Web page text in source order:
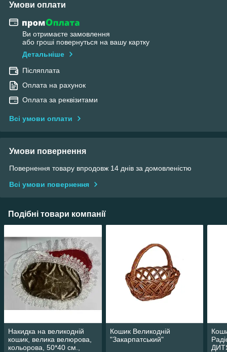
Умови оплати
Ви отримаєте замовлення
або гроші повернуться на вашу картку
Детальніше
Післяплата
Оплата на рахунок
Оплата за реквізитами
Всі умови оплати
Умови повернення
Повернення товару впродовж 14 днів за домовленістю
Всі умови повернення
Подібні товари компанії
Накидка на великодній
кошик, велика велюрова,
кольорова, 50*40 см.,
Кошик Великодній
"Закарпатський"